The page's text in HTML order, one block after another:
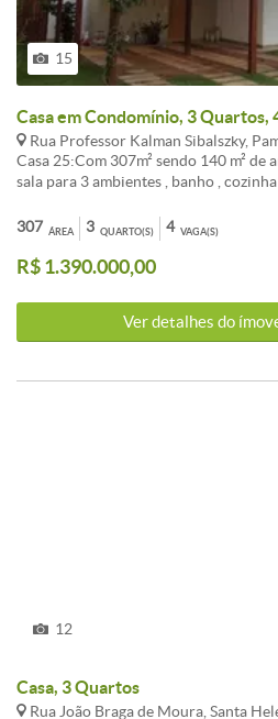
15
Casa em Condomínio, 3 Quartos,
Rua Professor Kalman Sibalszky,
Casa 25:Com 307m² sendo 140 m² de
sala para 3 ambientes , banho ,
montado , mais 1 suíte,e mais uma
reversível , estar íntimo. TODA
PLANEJADOS , ESPAÇO GOURMET
ACABAMENTOS MODIFICADOS
PADRÃO LUXO.
ÁREA
307 QUARTO(S)
3 VAGA(S)
4
R$ 1.390.000,00
Ver detalhes do
12
Casa, 3 Quartos
Rua João Braga de Moura, Santa